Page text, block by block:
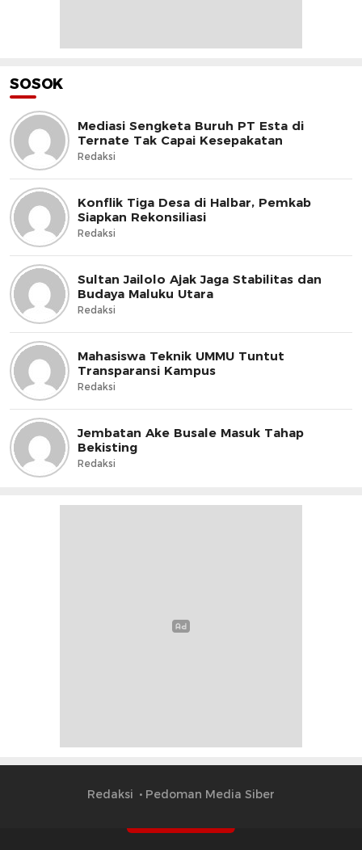
SOSOK
Mediasi Sengketa Buruh PT Esta di
Ternate Tak Capai Kesepakatan
Redaksi
Konflik Tiga Desa di Halbar, Pemkab
Siapkan Rekonsiliasi
Redaksi
Sultan Jailolo Ajak Jaga Stabilitas dan
Budaya Maluku Utara
Redaksi
Mahasiswa Teknik UMMU Tuntut
Transparansi Kampus
Redaksi
Jembatan Ake Busale Masuk Tahap
Bekisting
Redaksi
Redaksi Pedoman Media Siber